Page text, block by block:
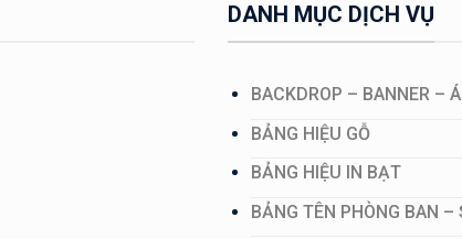
DANH MỤC DỊCH VỤ
BACKDROP – BANNER –
BẢNG HIỆU GỖ
BẢNG HIỆU IN BẠT
BẢNG TÊN PHÒNG BAN –